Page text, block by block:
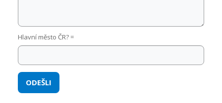
Hlavní město ČR? =